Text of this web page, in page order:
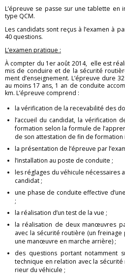
L’épreuve se passe sur une ta­blette en
type QCM.
Les can­di­dats sont reçus à l’exa­men à
40 ques­tions.
L’exa­men pra­tique :
À comp­ter du 1er août 2014, elle est
mis de conduire et de la sé­cu­rité
ment d’en­sei­gne­ment. L’épreuve dure
au moins 17 ans, 1 an de conduite
km. L’épreuve com­prend :
la vé­ri­fi­ca­tion de la re­ce­va­bi­lité des
l’ac­cueil du can­di­dat, la vé­ri­fi­ca­tion
for­ma­tion selon la for­mule de
de son at­tes­ta­tion de fin de for­ma­tion
la pré­sen­ta­tion de l’épreuve par
l’ins­tal­la­tion au poste de conduite ;
les ré­glages du vé­hi­cule né­ces­saires
can­di­dat ;
une phase de conduite ef­fec­tive
;
la réa­li­sa­tion d’un test de la vue ;
la réa­li­sa­tion de deux ma­nœuvres
avec la sé­cu­rité rou­tière (un
une ma­nœuvre en marche ar­rière) ;
des ques­tions por­tant no­tam­ment
tech­nique en re­la­tion avec la
rieur du vé­hi­cule ;